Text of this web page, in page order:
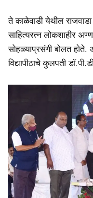
ते काळेवाडी येथील
साहित्यरत्न लोकशाहीर
सोहळ्याप्रसंगी बोलत होते.
विद्यापीठाचे कुलपती